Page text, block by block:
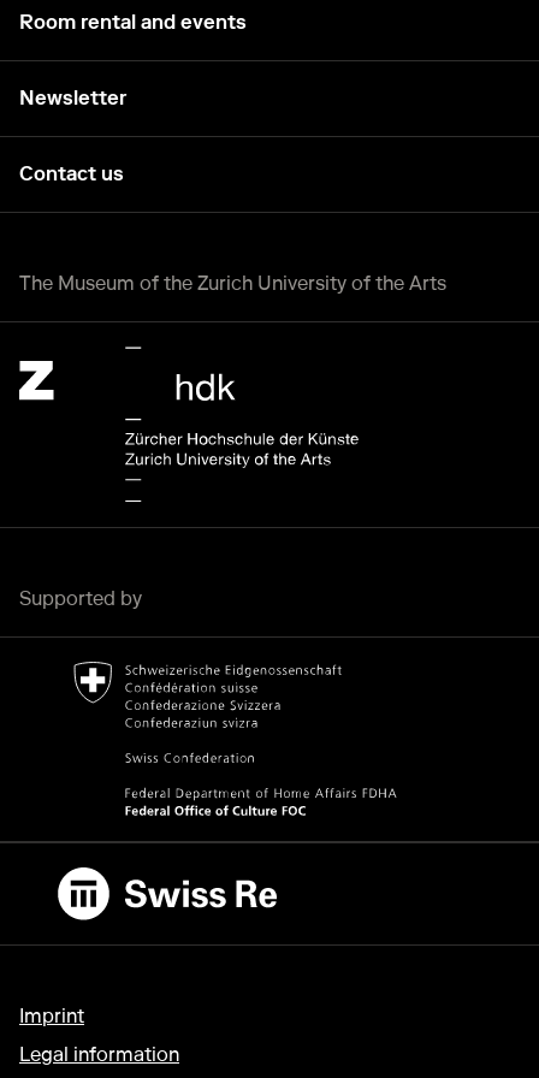
Room rental and events
Newsletter
Contact us
The Museum of the Zurich University of the Arts
Supported by
Imprint
Legal information